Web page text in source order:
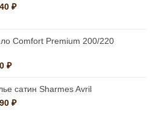
₽.
₽Текущая
Comfort Premium 200/220
₽.
₽Текущая
46,170 ₽.
сатин Sharmes Avril
₽Диапазон